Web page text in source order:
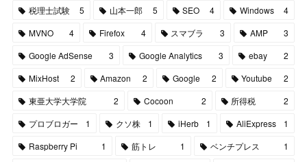
税理士試験
5 山本一郎 5 SEO 4 Windows
4
MVNO
4 Firefox 4 スマブラ 3 AMP
3
Google AdSense
3 Google Analytics 3 ebay
2
MixHost
2 Amazon 2 Google 2 Youtube
2
東亜大学大学院
2 Cocoon 2 所得税
2
プロブロガー
1 クソ株 1 iHerb 1 AliExpress
1
Raspberry Pi
1 筋トレ 1 ベンチプレス
1